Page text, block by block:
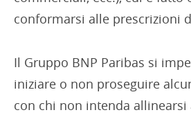
conformarsi alle prescrizioni
Il Gruppo BNP Paribas si
iniziare o non proseguire
con chi non intenda